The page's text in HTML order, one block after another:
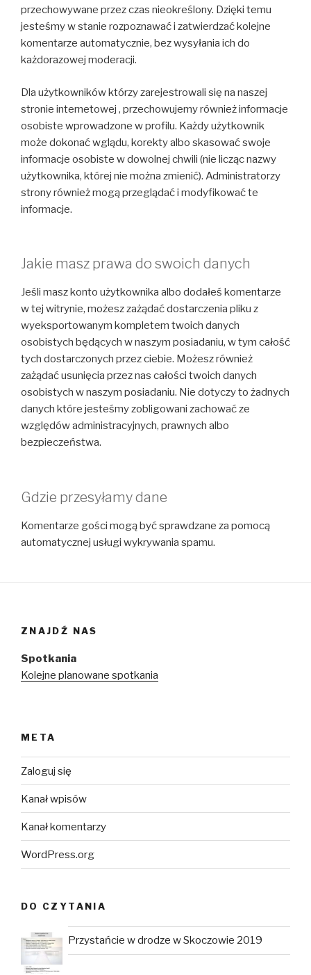
przechowywane przez czas nieokreślony. Dzięki temu
jesteśmy w stanie rozpoznawać i zatwierdzać kolejne
komentarze automatycznie, bez wysyłania ich do
każdorazowej moderacji.
Dla użytkowników którzy zarejestrowali się na naszej
stronie internetowej , przechowujemy również informacje
osobiste wprowadzone w profilu. Każdy użytkownik
może dokonać wglądu, korekty albo skasować swoje
informacje osobiste w dowolnej chwili (nie licząc nazwy
użytkownika, której nie można zmienić). Administratorzy
strony również mogą przeglądać i modyfikować te
informacje.
Jakie masz prawa do swoich danych
Jeśli masz konto użytkownika albo dodałeś komentarze
w tej witrynie, możesz zażądać dostarczenia pliku z
wyeksportowanym kompletem twoich danych
osobistych będących w naszym posiadaniu, w tym całość
tych dostarczonych przez ciebie. Możesz również
zażądać usunięcia przez nas całości twoich danych
osobistych w naszym posiadaniu. Nie dotyczy to żadnych
danych które jesteśmy zobligowani zachować ze
względów administracyjnych, prawnych albo
bezpieczeństwa.
Gdzie przesyłamy dane
Komentarze gości mogą być sprawdzane za pomocą
automatycznej usługi wykrywania spamu.
ZNAJDŹ NAS
Spotkania
Kolejne planowane spotkania
META
Zaloguj się
Kanał wpisów
Kanał komentarzy
WordPress.org
DO CZYTANIA
Przystańcie w drodze w Skoczowie 2019